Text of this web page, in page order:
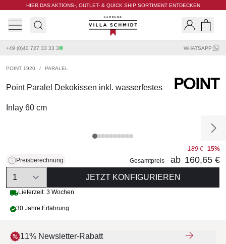
HIER DAS AKTIONS-, OUTLET- & QUICK SHIP SORTIMENT ENTDECKEN
Villa Schmidt
+49 (0)40 727 33 33 3 WHATSAPP
POINT 1920 / PARALEL
Point Paralel Dekokissen inkl. wasserfestes
Inlay 60 cm
Preisberechnung
189 € 15%
Gesamtpreis
ab 160,65 €
Quantity
JETZT KONFIGURIEREN
Lieferzeit: 3 Wochen
30 Jahre Erfahrung
11% Newsletter-Rabatt